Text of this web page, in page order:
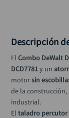
Descripción
El Combo DeWalt
DCD7781 y un
motor sin
de la
industrial.
El taladro percutor
taladro
llave